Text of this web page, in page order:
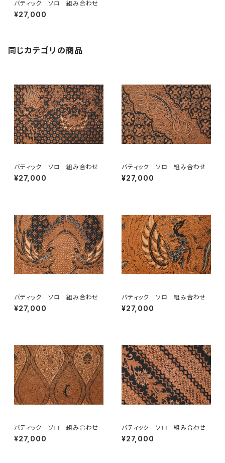
バティック ソロ 組み合わせ
¥27,000
同じカテゴリの商品
バティック ソロ 組み合わせ
¥27,000
バティック ソロ 組み合わせ
¥27,000
バティック ソロ 組み合わせ
¥27,000
バティック ソロ 組み合わせ
¥27,000
バティック ソロ 組み合わせ
¥27,000
バティック ソロ 組み合わせ
¥27,000